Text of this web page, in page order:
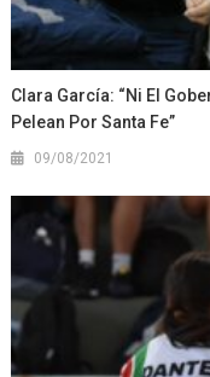
Clara García: “Ni El
Pelean Por Santa Fe”
09/08/2021